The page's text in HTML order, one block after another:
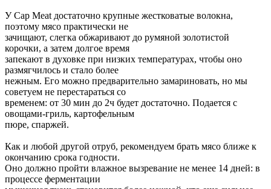
У Cap Meat достаточно крупные жестковатые волокна,
поэтому мясо практически не
зачищают, слегка обжаривают до румяной золотистой
корочки, а затем долгое время
запекают в духовке при низких температурах, чтобы оно
размягчилось и стало более
нежным. Его можно предварительно замариновать, но мы
советуем не перестараться со
временем: от 30 мин до 2ч будет достаточно. Подается с
овощами-гриль, картофельным
пюре, спаржей.
Как и любой другой отруб, рекомендуем брать мясо ближе к
окончанию срока годности.
Оно должно пройти влажное вызревание не менее 14 дней: в
процессе ферментации